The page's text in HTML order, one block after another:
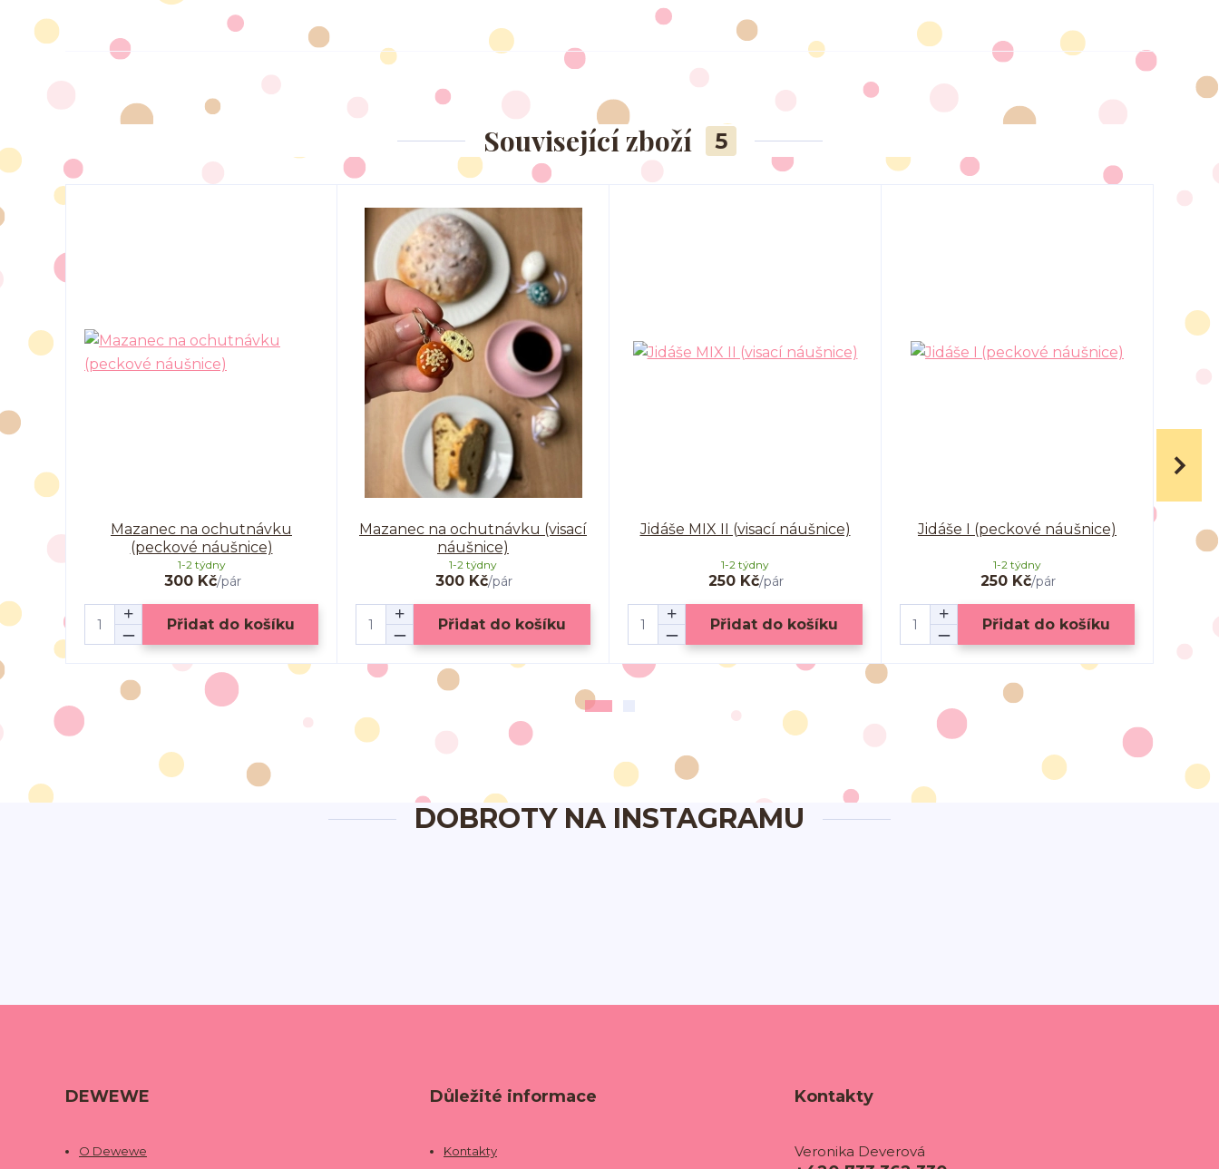
Související zboží 5
Mazanec na ochutnávku
(peckové náušnice)
300 Kč/pár
1-2 týdny
Přidat do košíku
Mazanec na ochutnávku (visací
náušnice)
300 Kč/pár
1-2 týdny
Přidat do košíku
Jidáše MIX II (visací náušnice)
250 Kč/pár
1-2 týdny
Přidat do košíku
Jidáše I (peckové náušnice)
250 Kč/pár
1-2 týdny
Přidat do košíku
DOBROTY NA INSTAGRAMU
DEWEWE
O Dewewe
Důležité informace
Kontakty
Kontakty
Veronika Deverová